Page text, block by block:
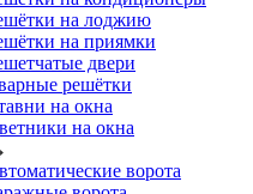
на лоджию
на приямки
двери
решётки
на окна
на окна
ворота